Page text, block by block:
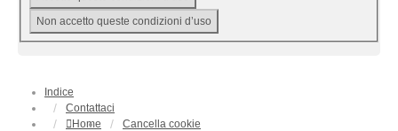
Indice
Contattaci
Home
Cancella cookie